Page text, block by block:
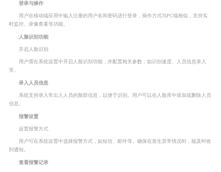
登录与操作
用户在移动端应用中输入注册的用户名和密码进行登录，操作方式与PC端相似，支持实
时监控、录像查看等功能。
人脸识别功能
开启人脸识别
用户需在系统设置中开启人脸识别功能，并配置相关参数，如识别速度、人员信息录入
等。
录入人员信息
系统支持录入常出入人员的脸部信息，以便于识别。用户可以在人脸库中添加或删除人员
信息。
报警设置
设置报警方式
用户可在系统设置中选择报警方式，如短信、邮件等。确保在发生异常情况时，能及时收
到通知。
查看报警记录